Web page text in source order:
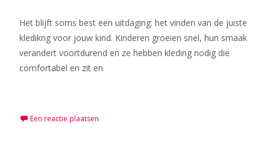
Het blijft soms best een uitdaging: het vinden van de juiste
kledikng voor jouw kind. Kinderen groeien snel, hun smaak
verandert voortdurend en ze hebben kleding nodig die
comfortabel en zit en
Een reactie plaatsen